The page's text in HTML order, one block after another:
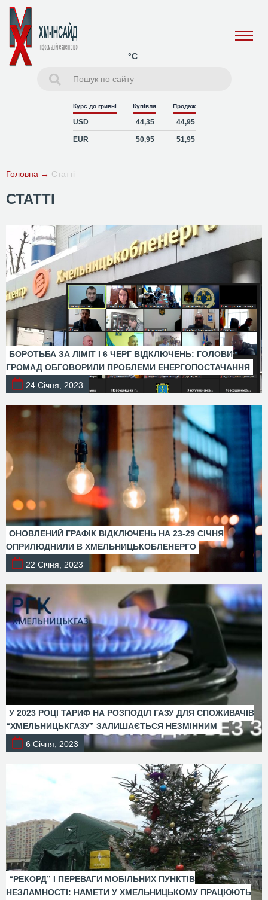
°C
Курс до гривні Купівля Продаж
USD 44,35 44,95
EUR 50,95 51,95
Головна → Статті
СТАТТІ
БОРОТЬБА ЗА ЛІМІТ І 6 ЧЕРГ ВІДКЛЮЧЕНЬ: ГОЛОВИ
ГРОМАД ОБГОВОРИЛИ ПРОБЛЕМИ ЕНЕРГОПОСТАЧАННЯ
24 Січня, 2023
ОНОВЛЕНИЙ ГРАФІК ВІДКЛЮЧЕНЬ НА 23-29 СІЧНЯ
ОПРИЛЮДНИЛИ В ХМЕЛЬНИЦЬКОБЛЕНЕРГО
22 Січня, 2023
У 2023 РОЦІ ТАРИФ НА РОЗПОДІЛ ГАЗУ ДЛЯ СПОЖИВАЧІВ
“ХМЕЛЬНИЦЬКГАЗУ” ЗАЛИШАЄТЬСЯ НЕЗМІННИМ
6 Січня, 2023
“РЕКОРД” І ПЕРЕВАГИ МОБІЛЬНИХ ПУНКТІВ
НЕЗЛАМНОСТІ: НАМЕТИ У ХМЕЛЬНИЦЬКОМУ ПРАЦЮЮТЬ